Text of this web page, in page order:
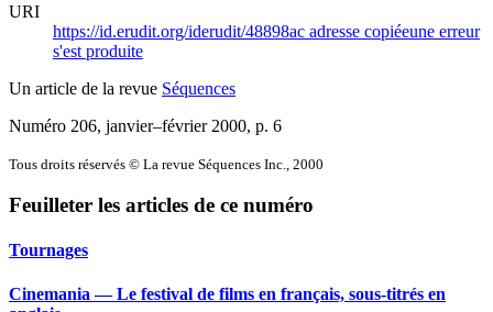
URI
https://id.erudit.org/iderudit/48898ac adresse copiéeune erreur
s'est produite
Un article de la revue Séquences
Numéro 206, janvier–février 2000, p. 6
Tous droits réservés © La revue Séquences Inc., 2000
Feuilleter les articles de ce numéro
Tournages
Cinemania — Le festival de films en français, sous-titrés en